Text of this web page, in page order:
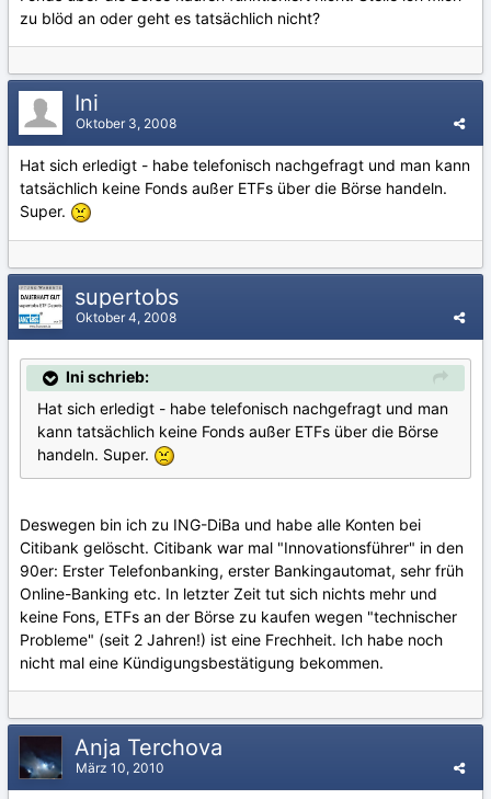
zu blöd an oder geht es tatsächlich nicht?
Ini
Oktober 3, 2008
Hat sich erledigt - habe telefonisch nachgefragt und man kann
tatsächlich keine Fonds außer ETFs über die Börse handeln.
Super.
supertobs
Oktober 4, 2008
Ini schrieb:
Hat sich erledigt - habe telefonisch nachgefragt und man
kann tatsächlich keine Fonds außer ETFs über die Börse
handeln. Super.
Deswegen bin ich zu ING-DiBa und habe alle Konten bei
Citibank gelöscht. Citibank war mal "Innovationsführer" in den
90er: Erster Telefonbanking, erster Bankingautomat, sehr früh
Online-Banking etc. In letzter Zeit tut sich nichts mehr und
keine Fons, ETFs an der Börse zu kaufen wegen "technischer
Probleme" (seit 2 Jahren!) ist eine Frechheit. Ich habe noch
nicht mal eine Kündigungsbestätigung bekommen.
Anja Terchova
März 10, 2010